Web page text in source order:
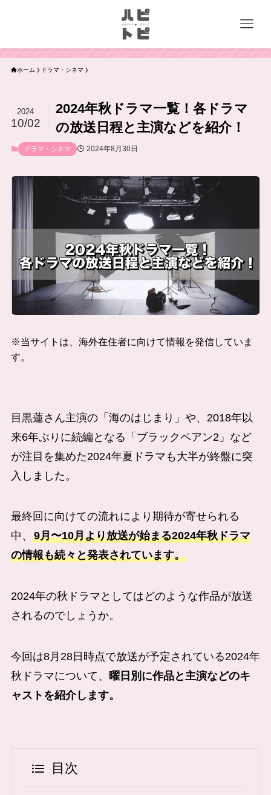
ホーム ドラマ・シネマ
2024年秋ドラマ一覧！各ドラマ
の放送日程と主演などを紹介！
2024
10/02
ドラマ・シネマ 2024年8月30日
※当サイトは、海外在住者に向けて情報を発信していま
す。
目黒蓮さん主演の「海のはじまり」や、2018年以
来6年ぶりに続編となる「ブラックペアン2」など
が注目を集めた2024年夏ドラマも大半が終盤に突
入しました。
最終回に向けての流れにより期待が寄せられる
中、 9月〜10月より放送が始まる2024年秋ドラマ
の情報も続々と発表されています。
2024年の秋ドラマとしてはどのような作品が放送
されるのでしょうか。
今回は8月28日時点で放送が予定されている2024年
秋ドラマについて、 曜日別に作品と主演などのキ
ャストを紹介します。
目次